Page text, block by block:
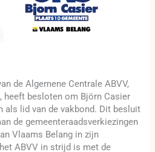
de Algemene Centrale ABVV,
heeft besloten om Björn Casier
als lid van de vakbond. Dit besluit
de gemeenteraadsverkiezingen
Vlaams Belang in zijn
ABVV in strijd is met de